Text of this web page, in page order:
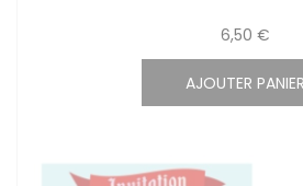
6,50 €
AJOUTER PANIER